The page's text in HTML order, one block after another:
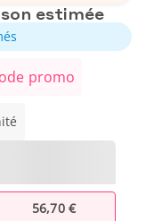
estimée
promo
56,70 €